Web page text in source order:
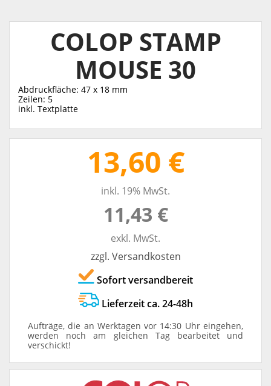
COLOP STAMP
MOUSE 30
Abdruckfläche: 47 x 18 mm
Zeilen: 5
inkl. Textplatte
13,60 €
inkl. 19% MwSt.
11,43 €
exkl. MwSt.
zzgl. Versandkosten
Sofort versandbereit
Lieferzeit ca. 24-48h
Aufträge, die an Werktagen vor 14:30 Uhr eingehen,
werden noch am gleichen Tag bearbeitet und
verschickt!